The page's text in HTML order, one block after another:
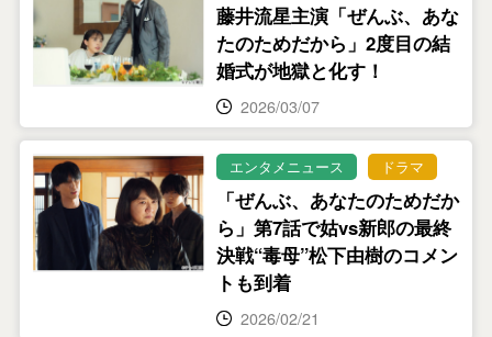
藤井流星主演「ぜんぶ、あな
たのためだから」2度目の結
婚式が地獄と化す！
2026/03/07
エンタメニュース ドラマ
「ぜんぶ、あなたのためだか
ら」第7話で姑vs新郎の最終
決戦“毒母”松下由樹のコメン
トも到着
2026/02/21